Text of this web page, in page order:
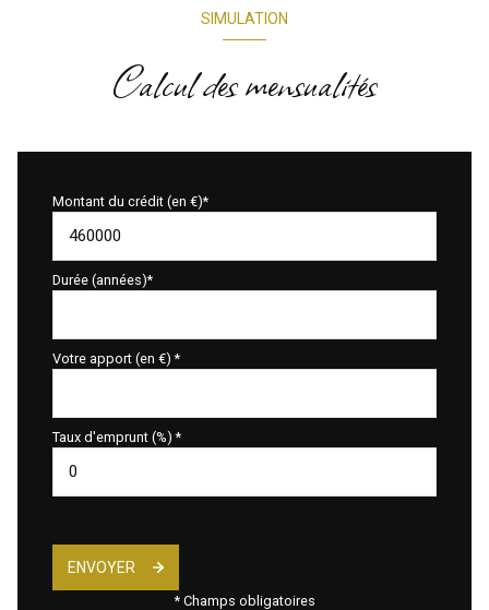
SIMULATION
Calcul des mensualités
Montant du crédit (en €)*
Durée (années)*
Votre apport (en €) *
Taux d'emprunt (%) *
ENVOYER
* Champs obligatoires